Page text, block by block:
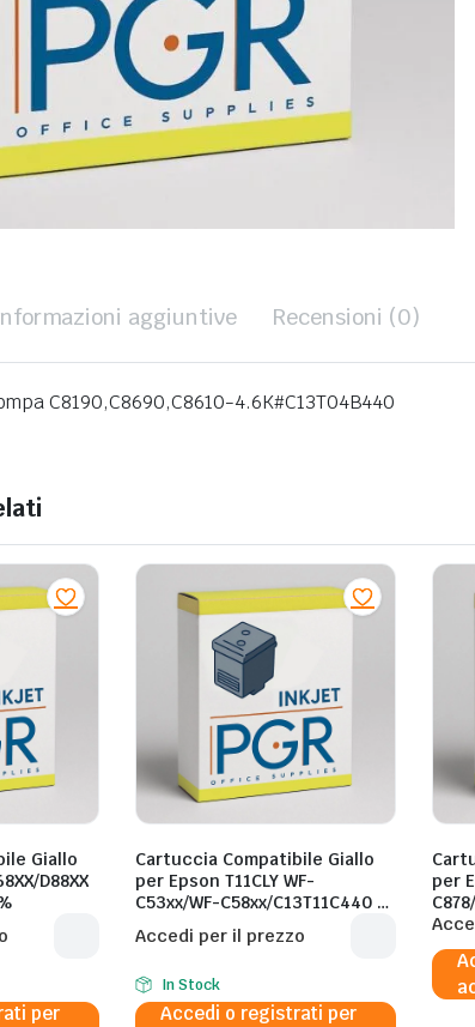
aggiuntive Recensioni (0)
C8190,C8690,C8610-4.6K#C13T04B440
Giallo
D88XX
per
Cartuccia Compatibile Giallo
per Epson T11CLY WF-
C53xx/WF-C58xx/C13T11C440 –
3.000 Pagine al 5%
Accedi per il prezzo
In Stock
Accedi o registrati per
per